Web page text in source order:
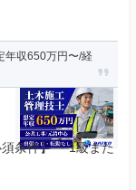
年収650万円〜/経
条件】 ・1級また